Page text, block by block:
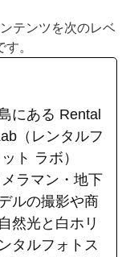
テンツを次のレベ
。
にある Rental
（レンタルフ
ト ラボ）
ラマン・地下
ルの撮影や商
然光と白ホリ
タルフォトス